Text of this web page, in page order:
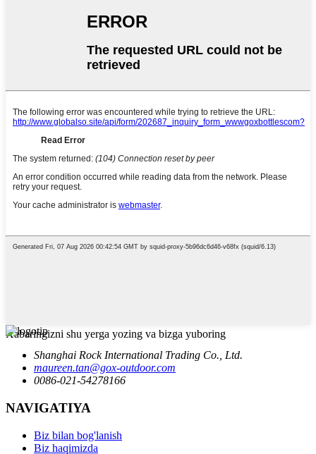
Xabaringizni shu yerga yozing va bizga yuboring
Shanghai Rock International Trading Co., Ltd.
maureen.tan@gox-outdoor.com
0086-021-54278166
NAVIGATIYA
Biz bilan bog'lanish
Biz haqimizda